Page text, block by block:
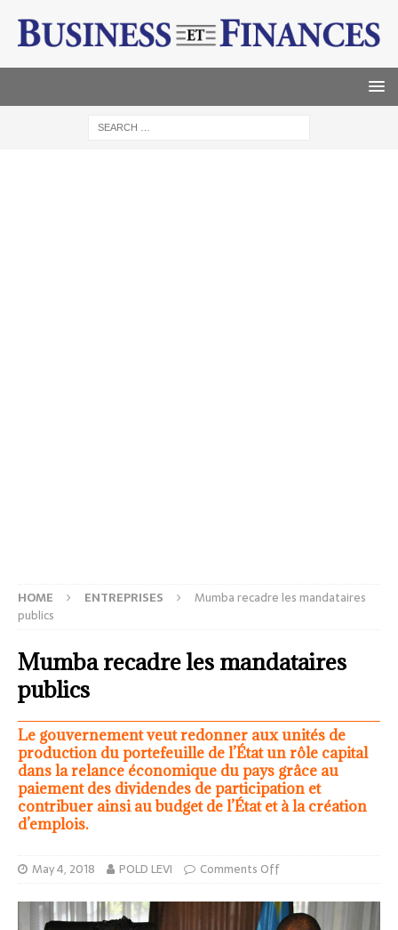
HOME ENTREPRISES
Mumba recadre les mandataires
publics
Mumba recadre les mandataires
publics
Le gouvernement veut redonner aux unités de
production du portefeuille de l’État un rôle capital
dans la relance économique du pays grâce au
paiement des dividendes de participation et
contribuer ainsi au budget de l’État et à la création
d’emplois.
May 4, 2018 POLD LEVI Comments Off